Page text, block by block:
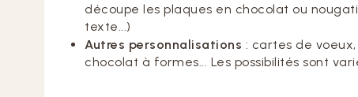
découpe les plaques en chocolat ou
texte...)
Autres personnalisations : cartes de
chocolat à formes... Les possibilités sont